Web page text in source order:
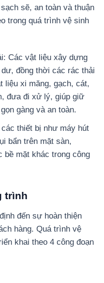
sẽ, an toàn và thuận
trong quá trình vệ sinh
Các vật liệu xây dựng
đồng thời các rác thải
liệu xi măng, gạch, cát,
đưa đi xử lý, giúp giữ
gàng và an toàn.
thiết bị như máy hút
bẩn trên mặt sàn,
mặt khác trong công
trình
đến sự hoàn thiện
hàng. Quá trình vệ
khai theo 4 công đoạn